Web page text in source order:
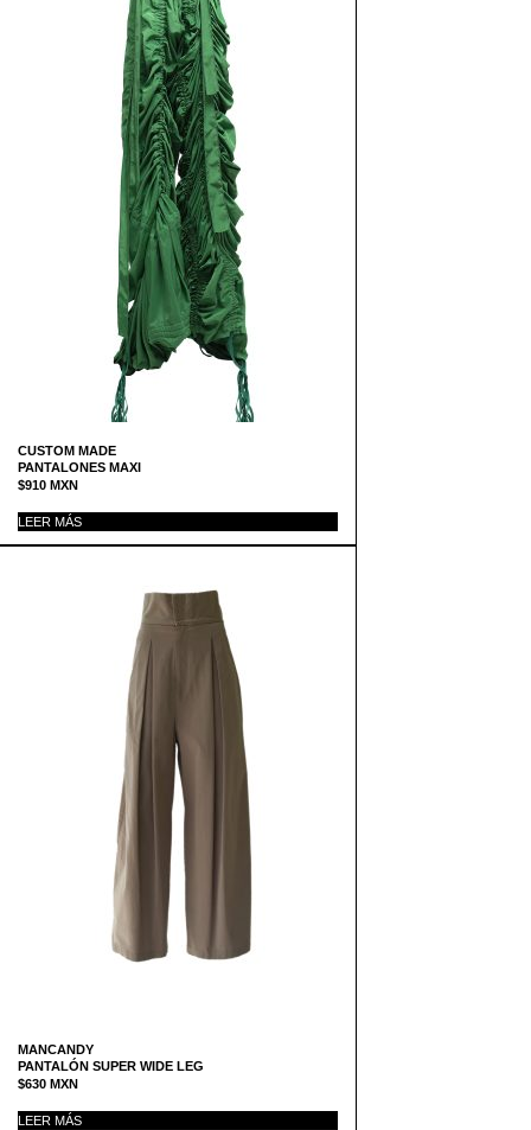
CUSTOM MADE
PANTALONES MAXI
$910 MXN
LEER MÁS
MANCANDY
PANTALÓN SUPER WIDE LEG
$630 MXN
LEER MÁS